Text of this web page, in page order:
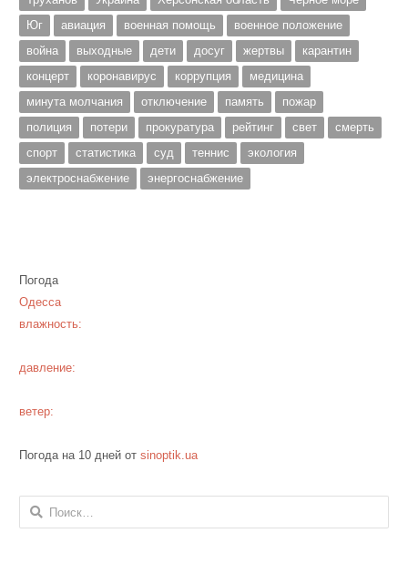
Юг
авиация военная помощь
военное положение
война
выходные дети досуг жертвы
карантин
концерт
коронавирус коррупция
медицина
минута молчания
отключение память
пожар
полиция
потери прокуратура рейтинг свет
смерть
спорт
статистика суд теннис
экология
электроснабжение
энергоснабжение
Погода
Одесса
влажность:
давление:
ветер:
Погода на 10 дней от sinoptik.ua
Найти: